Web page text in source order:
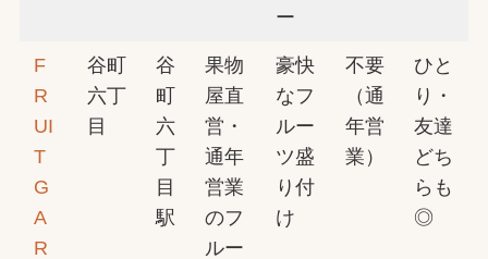
ー
F
R
UI
T
G
A
R
谷町
六丁
目
谷
町
六
丁
目
駅
果物
屋直
営・
通年
営業
のフ
ルー
豪快
なフ
ルー
ツ盛
り付
け
不要
（通
年営
業）
ひと
り・
友達
どち
らも
◎